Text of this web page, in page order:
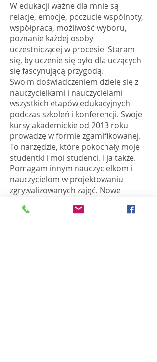
W edukacji ważne dla mnie są
relacje, emocje, poczucie wspólnoty,
współpraca, możliwość wyboru,
poznanie każdej osoby
uczestniczącej w procesie. Staram
się, by uczenie się było dla uczących
się fascynującą przygodą.
Swoim doświadczeniem dzielę się z
nauczycielkami i nauczycielami
wszystkich etapów edukacyjnych
podczas szkoleń i konferencji.​ Swoje
kursy akademickie od 2013 roku
prowadzę w formie zgamifikowanej.
To narzędzie, które pokochały moje
studentki i moi studenci. I ja także.
Pomagam innym nauczycielkom i
nauczycielom w projektowaniu
zgrywalizowanych zajęć. Nowe
nie celem.